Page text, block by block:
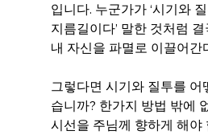
입니다. 누군가가 ‘시기와
지름길이다’ 말한 것처럼
내 자신을 파멸로 이끌어간
그렇다면 시기와 질투를 어
습니까? 한가지 방법 밖에
시선을 주님께 향하게 해야